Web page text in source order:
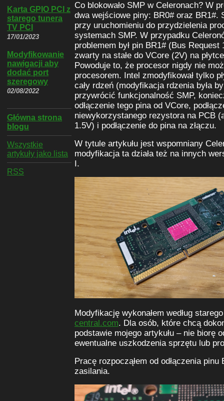
Co blokowało SMP w Celeronach? W
dwa wejściowe piny: BR0# oraz BR1#.
przy uruchomieniu do przydzielenia
systemach SMP. W przypadku
problemem był pin BR1# (Bus
zwarty na stałe do VCore (2V) na
Powoduje to, że procesor nigdy nie
procesorem. Intel zmodyfikował tylko
cały rdzeń (modyfikacja rdzenia była
przywrócić funkcjonalność SMP,
odłączenie tego pina od VCore,
niewykorzystanego rezystora na PCB
1.5V) i podłączenie do pina na złączu.
W tytule artykułu jest wspomniany
modyfikacja ta działa też na innych
I.
Modyfikację wykonałem według
central.com. Dla osób, które chcą
podstawie mojego artykułu – nie biorę
ewentualne uszkodzenia sprzętu lub
Pracę rozpocząłem od odłączenia
zasilania.
Karta GPIO PCI z
starego tunera
TV PCI
17/01/2023
Modyfikowanie
nawigacji aby
dodać port
szeregowy
02/08/2022
Główna strona
blogu
Wszystkie
artykuły jako lista
RSS